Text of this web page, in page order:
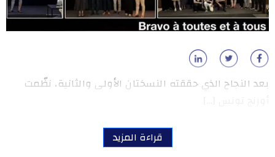
بعد النجاح الذي حققته النسختان الأولى والثانية، نظّمت
قراءة المزيد